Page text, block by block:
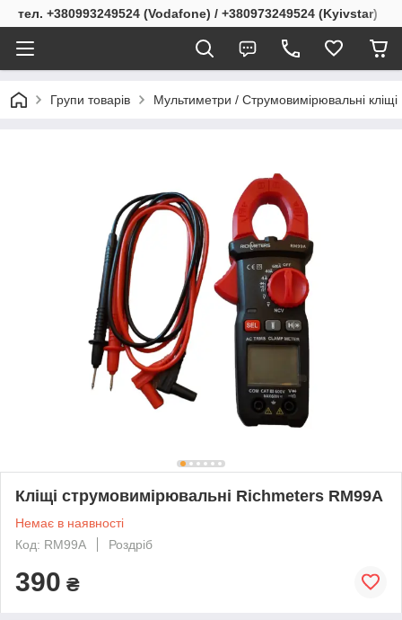
тел. +380993249524 (Vodafone) / +380973249524 (Kyivstar)
Групи товарів Мультиметри / Струмовимірювальні кліщі
Кліщі струмовимірювальні Richmeters RM99A
Немає в наявності
Код: RM99A
Роздріб
390 ₴